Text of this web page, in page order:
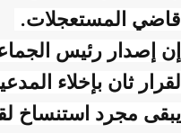
قاضي المستعجلات.
إن إصدار رئيس
لقرار ثان بإخلاء
يبقى مجرد استنساخ